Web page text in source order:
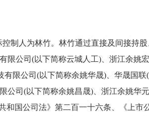
制人为林竹。林竹通过直接及间接持
限公司(以下简称云城人工)、浙江余姚
限公司(以下简称余姚华晟)、华晟国联
公司(以下简称余姚昌晟)、浙江余姚华
和国公司法》第二百一十六条、《上市